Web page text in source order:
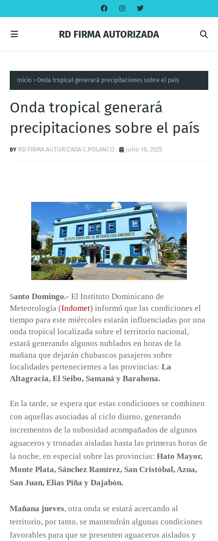
RD FIRMA AUTORIZADA
Inicio Onda tropical generará precipitaciones sobre el país
Onda tropical generará
precipitaciones sobre el país
RD FIRMA AUTORIZADA C.POLANCO julio 16, 2025
Santo Domingo.- El Instituto Dominicano de
Meteorología (Indomet) informó que las condiciones el
tiempo para este miércoles estarán influenciadas por una
onda tropical localizada sobre el territorio nacional,
estará generando algunos nublados en horas de la
mañana que dejarán chubascos pasajeros sobre
localidades pertenecientes a las provincias: La
Altagracia, El Seibo, Samaná y Barahona.
En la tarde, se espera que estas condiciones se combinen
con aquellas asociadas al ciclo diurno, generando
incrementos de la nubosidad acompañados de algunos
aguaceros y tronadas aisladas hasta las primeras horas de
la noche, en especial sobre las provincias: Hato Mayor,
Monte Plata, Sánchez Ramírez, San Cristóbal, Azua,
San Juan, Elias Piña y Dajabón.
Mañana jueves, otra onda se estará acercando al
territorio, por tanto, se mantendrán algunas condiciones
favorables para que se presenten aguaceros aislados y